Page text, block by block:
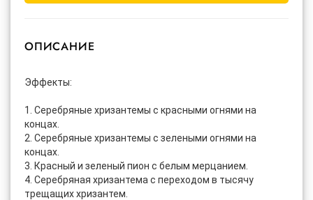
ОПИСАНИЕ
Эффекты:
1. Серебряные хризантемы с красными огнями на
концах.
2. Серебряные хризантемы с зелеными огнями на
концах.
3. Красный и зеленый пион с белым мерцанием.
4. Серебряная хризантема с переходом в тысячу
трещащих хризантем.